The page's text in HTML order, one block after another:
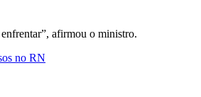
afirmou o ministro.
no RN